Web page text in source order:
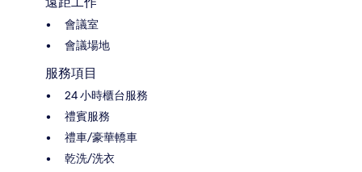
會議室
會議場地
服務項目
24 小時櫃台服務
禮賓服務
禮車/豪華轎車
乾洗/洗衣